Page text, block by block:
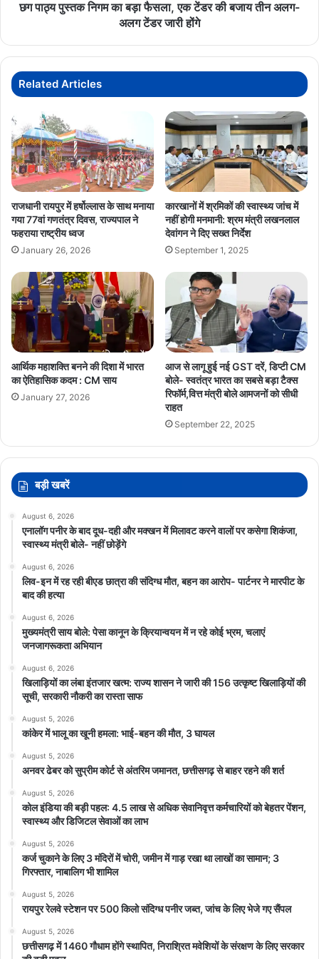
छत्तीसगढ़ टोरेंटपावर निवेश रोजगार
सोलरसेल
की
टेंडर
जारी
छग पाठ्य पुस्तक निगम का बड़ा फैसला, एक टेंडर की बजाय तीन अलग-
अलग टेंडर जारी होंगे
Related Articles
राजधानी रायपुर में हर्षोल्लास के साथ मनाया
गया 77वां गणतंत्र दिवस, राज्यपाल ने
फहराया राष्ट्रीय ध्वज
January 26, 2026
कारखानों में श्रमिकों की स्वास्थ्य जांच में
नहीं होगी मनमानी: श्रम मंत्री लखनलाल
देवांगन ने दिए सख्त निर्देश
September 1, 2025
आर्थिक महाशक्ति बनने की दिशा में भारत
का ऐतिहासिक कदम : CM साय
January 27, 2026
आज से लागू हुई नई GST दरें, डिप्टी CM
बोले- स्वतंत्र भारत का सबसे बड़ा टैक्स
रिफॉर्म,वित्त मंत्री बोले आमजनों को सीधी
राहत
September 22, 2025
बड़ी खबरें
August 6, 2026
एनालॉग पनीर के बाद दूध-दही और मक्खन में मिलावट करने वालों पर कसेगा शिकंजा,
स्वास्थ्य मंत्री बोले- नहीं छोड़ेंगे
August 6, 2026
लिव-इन में रह रही बीएड छात्रा की संदिग्ध मौत, बहन का आरोप- पार्टनर ने मारपीट के
बाद की हत्या
August 6, 2026
मुख्यमंत्री साय बोले: पेसा कानून के क्रियान्वयन में न रहे कोई भ्रम, चलाएं
जनजागरूकता अभियान
August 6, 2026
खिलाड़ियों का लंबा इंतजार खत्म: राज्य शासन ने जारी की 156 उत्कृष्ट खिलाड़ियों की
सूची, सरकारी नौकरी का रास्ता साफ
August 5, 2026
कांकेर में भालू का खूनी हमला: भाई-बहन की मौत, 3 घायल
August 5, 2026
अनवर ढेबर को सुप्रीम कोर्ट से अंतरिम जमानत, छत्तीसगढ़ से बाहर रहने की शर्त
August 5, 2026
कोल इंडिया की बड़ी पहल: 4.5 लाख से अधिक सेवानिवृत्त कर्मचारियों को बेहतर पेंशन,
स्वास्थ्य और डिजिटल सेवाओं का लाभ
August 5, 2026
कर्ज चुकाने के लिए 3 मंदिरों में चोरी, जमीन में गाड़ रखा था लाखों का सामान; 3
गिरफ्तार, नाबालिग भी शामिल
August 5, 2026
रायपुर रेलवे स्टेशन पर 500 किलो संदिग्ध पनीर जब्त, जांच के लिए भेजे गए सैंपल
August 5, 2026
छत्तीसगढ़ में 1460 गौधाम होंगे स्थापित, निराश्रित मवेशियों के संरक्षण के लिए सरकार